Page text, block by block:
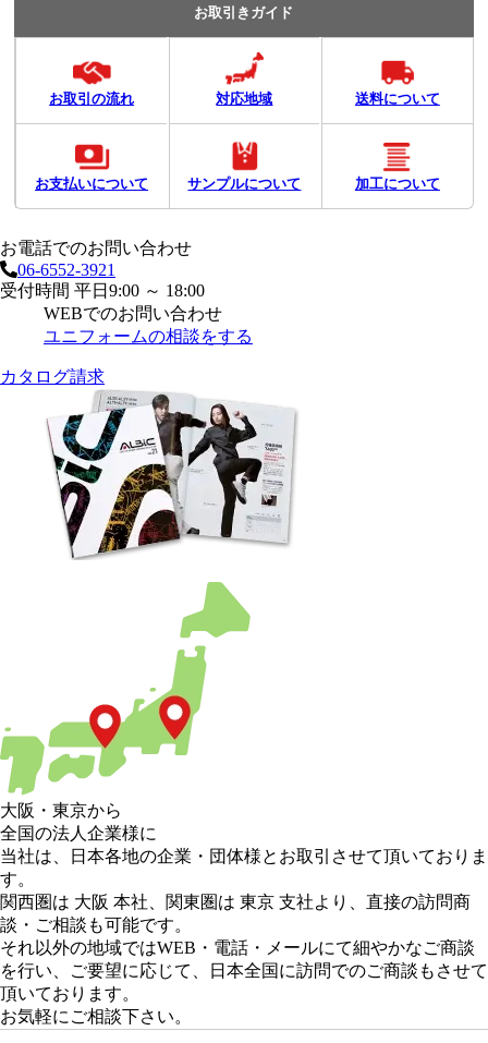
お取引きガイド
お取引の流れ 対応地域 送料について
お支払いについて サンプルについて 加工について
お電話でのお問い合わせ
06-6552-3921
受付時間 平日9:00 ～ 18:00
WEBでのお問い合わせ
ユニフォームの相談をする
カタログ請求
大阪 ・ 東京から
全国の法人企業様に
当社は、日本各地の企業・団体様とお取引させて頂いておりま
す。
関西圏は 大阪 本社
関東圏は 東京 支社より、直接の訪問商
談・ご相談も可能です。
それ以外の地域ではWEB・電話・メールにて細やかなご商談
を行い、
ご要望に応じて、日本全国に訪問でのご商談もさせて
頂いております。
お気軽にご相談下さい。